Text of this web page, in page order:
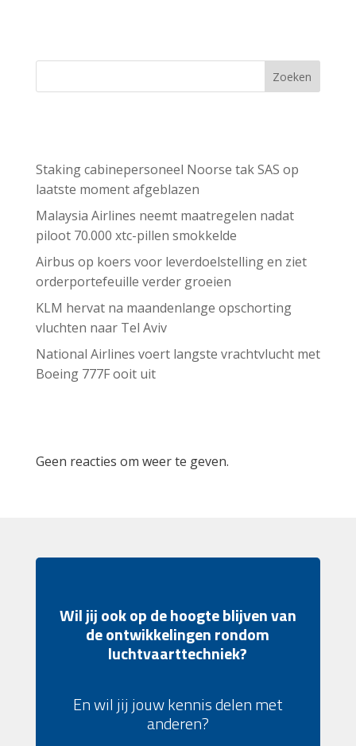
Zoeken
Staking cabinepersoneel Noorse tak SAS op
laatste moment afgeblazen
Malaysia Airlines neemt maatregelen nadat
piloot 70.000 xtc-pillen smokkelde
Airbus op koers voor leverdoelstelling en ziet
orderportefeuille verder groeien
KLM hervat na maandenlange opschorting
vluchten naar Tel Aviv
National Airlines voert langste vrachtvlucht met
Boeing 777F ooit uit
Geen reacties om weer te geven.
Wil jij ook op de hoogte blijven van
de ontwikkelingen rondom
luchtvaarttechniek?
En wil jij jouw kennis delen met
anderen?